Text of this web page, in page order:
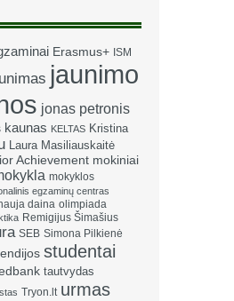
Erasmus+ ISM
jaunimo
jonas petronis
kaunas KELTAS Kristina
Laura Masiliauskaitė
Achievement mokiniai
mokyklos
egzaminų centras
daina olimpiada
Remigijus Šimašius
SEB Simona Pilkienė
studentai
tautvydas
Tryon.lt urmas